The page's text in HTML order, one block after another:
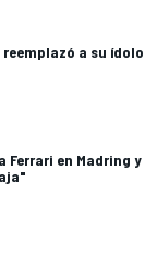
a su ídolo
Ferrari en Madring y